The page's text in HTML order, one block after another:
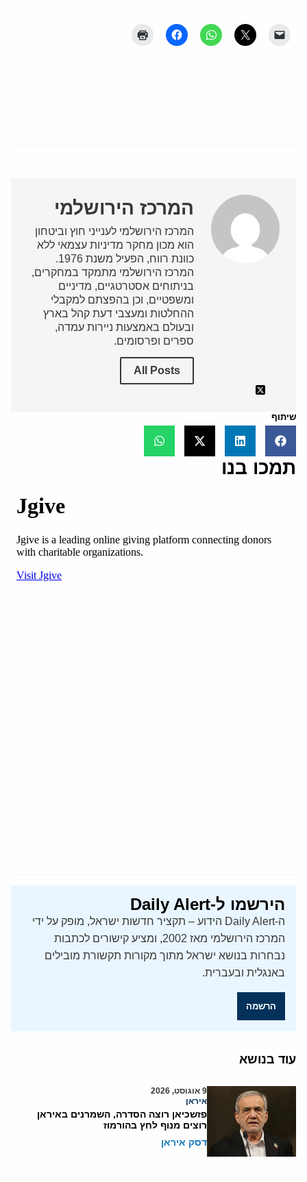
המרכז הירושלמי
המרכז הירושלמי לענייני חוץ וביטחון
הוא מכון מחקר מדיניות עצמאי ללא
כוונת רווח, הפעיל משנת 1976.
המרכז הירושלמי מתמקד במחקרים,
בניתוחים אסטרטגיים, מדיניים
ומשפטיים, וכן בהפצתם למקבלי
ההחלטות ומעצבי דעת קהל בארץ
ובעולם באמצעות ניירות עמדה,
ספרים ופרסומים.
All Posts
שיתוף
תמכו בנו
הירשמו ל-Daily Alert
ה-Daily Alert הידוע – תקציר חדשות ישראל, מופק על ידי
המרכז הירושלמי מאז 2002, ומציע קישורים לכתבות
נבחרות בנושא ישראל מתוך מקורות תקשורת מובילים
באנגלית ובעברית.
הרשמה
עוד בנושא
9 אוגוסט, 2026
איראן
פזשכיאן רוצה הסדרה, השמרנים באיראן
רוצים מנוף לחץ בהורמוז
דסק איראן